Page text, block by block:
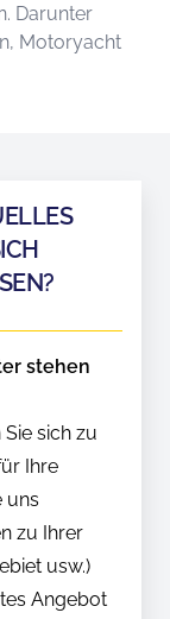
Darunter
Motoryacht
stehen
sich zu
Ihre
uns
zu Ihrer
usw.)
Angebot